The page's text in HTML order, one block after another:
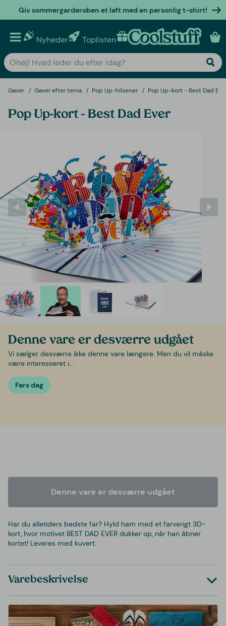
Giv sommergarderoben et løft med en personlig t-shirt!
Nyheder Toplisten Personlige gaver
Gaver Gaver efter tema Pop Up-hilsener Pop Up-kort - Best Dad
Pop Up-kort - Best Dad Ever
Denne vare er desværre udgået
Vi sælger desværre ikke denne vare længere. Men du vil måske
være interesseret i...
Fars dag
Denne vare er desværre udgået
Har du alletiders bedste far? Hyld ham med et farverigt 3D-
kort, hvor motivet BEST DAD EVER dukker op, når han åbner
kortet! Leveres med kuvert.
Varebeskrivelse